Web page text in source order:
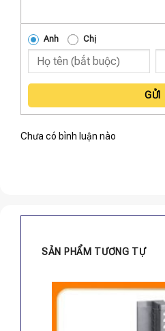
Anh Chị
GỬI
Chưa có bình luận nào
SẢN PHẨM TƯƠNG TỰ